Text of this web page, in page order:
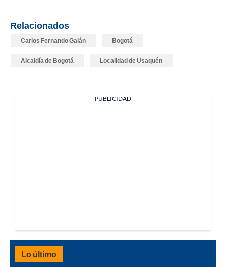
Relacionados
Carlos Fernando Galán Bogotá
Alcaldía de Bogotá Localidad de Usaquén
PUBLICIDAD
Lo último